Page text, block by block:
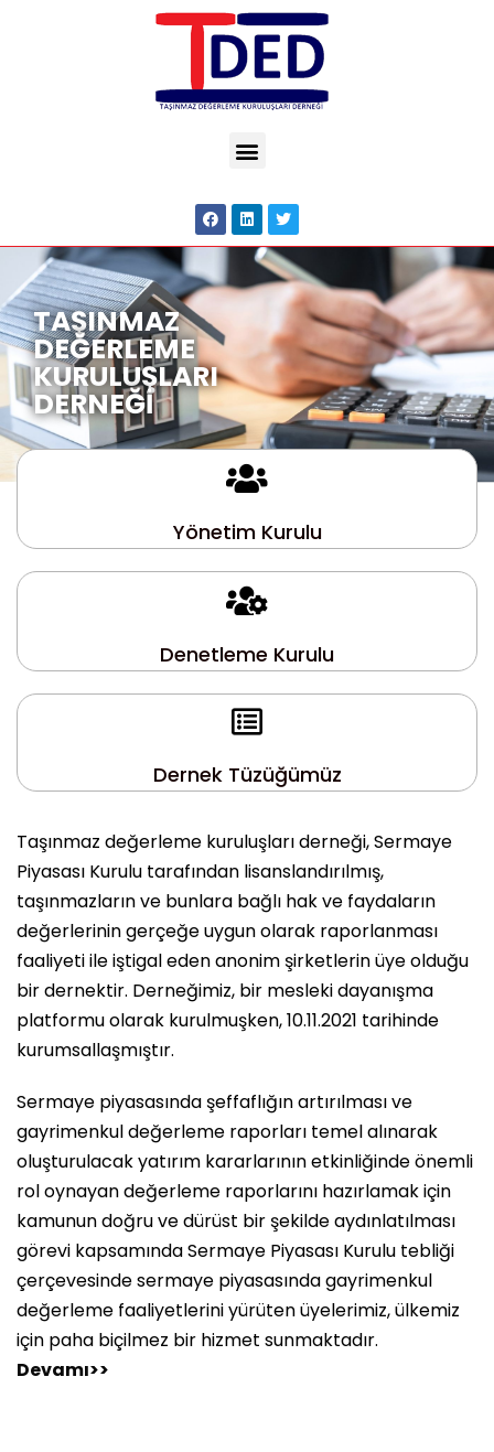
TAŞINMAZ
DEĞERLEME
KURULUŞLARI
DERNEĞİ
Yönetim Kurulu
Denetleme Kurulu
Dernek Tüzüğümüz
Taşınmaz değerleme kuruluşları derneği, Sermaye
Piyasası Kurulu tarafından lisanslandırılmış,
taşınmazların ve bunlara bağlı hak ve faydaların
değerlerinin gerçeğe uygun olarak raporlanması
faaliyeti ile iştigal eden anonim şirketlerin üye olduğu
bir dernektir. Derneğimiz, bir mesleki dayanışma
platformu olarak kurulmuşken, 10.11.2021 tarihinde
kurumsallaşmıştır.
Sermaye piyasasında şeffaflığın artırılması ve
gayrimenkul değerleme raporları temel alınarak
oluşturulacak yatırım kararlarının etkinliğinde önemli
rol oynayan değerleme raporlarını hazırlamak için
kamunun doğru ve dürüst bir şekilde aydınlatılması
görevi kapsamında Sermaye Piyasası Kurulu tebliği
çerçevesinde sermaye piyasasında gayrimenkul
değerleme faaliyetlerini yürüten üyelerimiz, ülkemiz
için paha biçilmez bir hizmet sunmaktadır.
Devamı>>